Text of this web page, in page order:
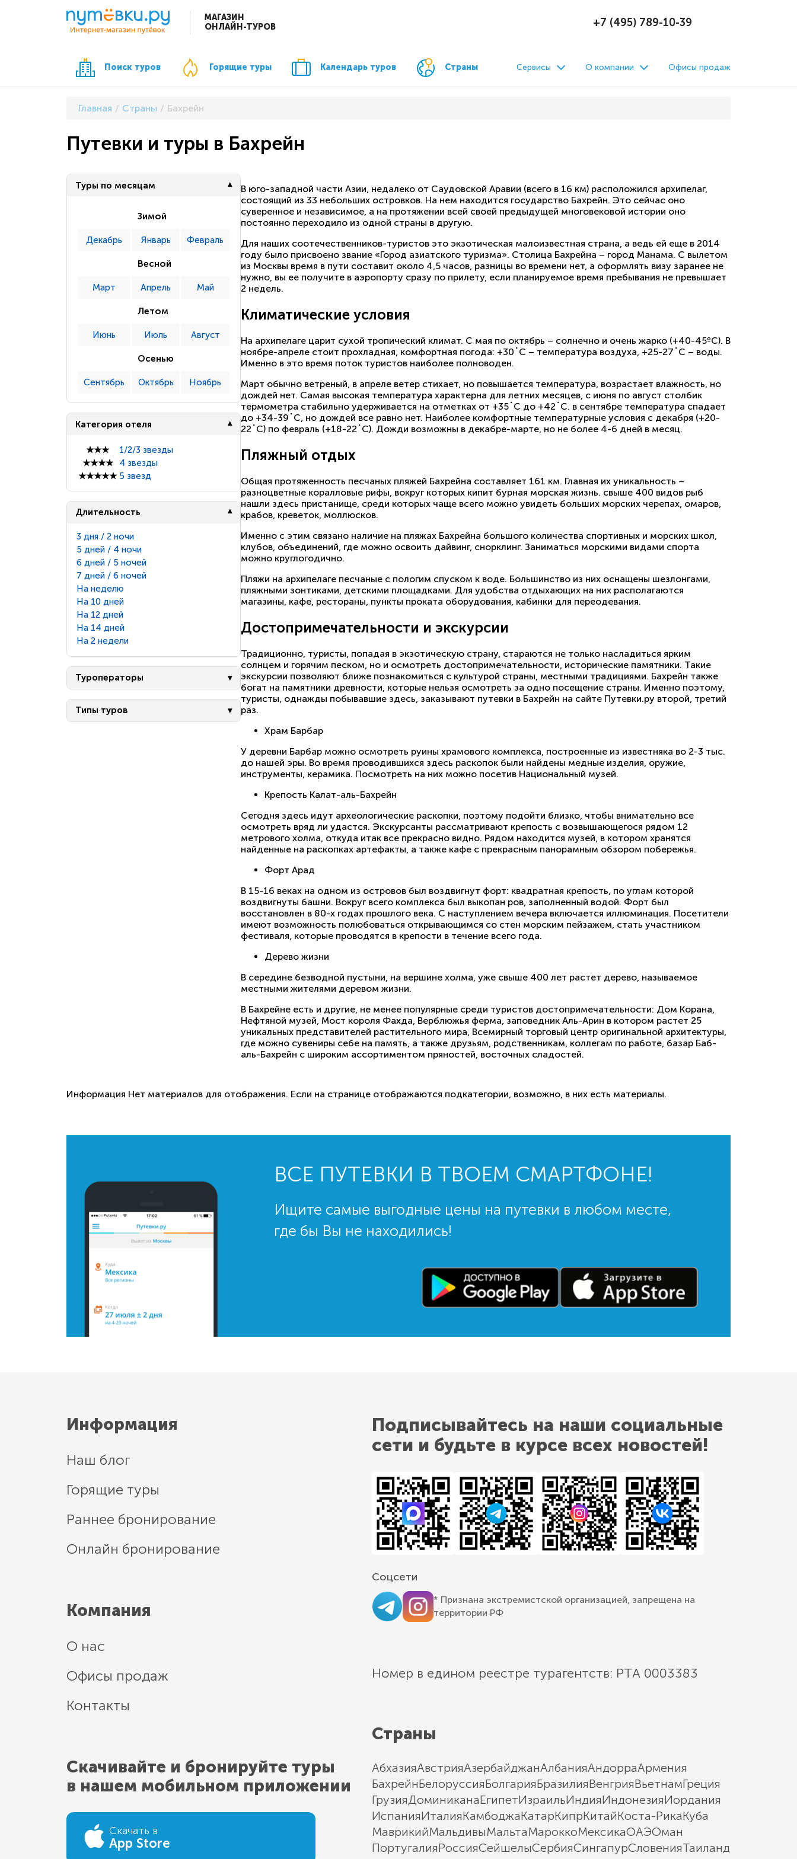
МАГАЗИН
ОНЛАЙН-ТУРОВ
+7 (495) 789-10-39
Поиск туров Горящие туры Календарь туров Страны Сервисы О компании Офисы продаж
Главная Страны Бахрейн
Путевки и туры в Бахрейн
Туры по месяцам
Зимой
Декабрь Январь Февраль
Весной
Март Апрель Май
Летом
Июнь Июль Август
Осенью
Сентябрь Октябрь Ноябрь
Категория отеля
★★★
1/2/3 звезды
★★★★
4 звезды
★★★★★ 5 звезд
Длительность
3 дня / 2 ночи
5 дней / 4 ночи
6 дней / 5 ночей
7 дней / 6 ночей
На неделю
На 10 дней
На 12 дней
На 14 дней
На 2 недели
Туроператоры
Типы туров
В юго-западной части Азии, недалеко от Саудовской Аравии (всего в 16 км) расположился архипелаг,
состоящий из 33 небольших островков. На нем находится государство Бахрейн. Это сейчас оно
суверенное и независимое, а на протяжении всей своей предыдущей многовековой истории оно
постоянно переходило из одной страны в другую.
Для наших соотечественников-туристов это экзотическая малоизвестная страна, а ведь ей еще в 2014
году было присвоено звание «Город азиатского туризма». Столица Бахрейна – город Манама. С вылетом
из Москвы время в пути составит около 4,5 часов, разницы во времени нет, а оформлять визу заранее не
нужно, вы ее получите в аэропорту сразу по прилету, если планируемое время пребывания не превышает
2 недель.
Климатические условия
На архипелаге царит сухой тропический климат. С мая по октябрь – солнечно и очень жарко (+40-45ºС). В
ноябре-апреле стоит прохладная, комфортная погода: +30˚С – температура воздуха, +25-27˚С – воды.
Именно в это время поток туристов наиболее полноводен.
Март обычно ветреный, в апреле ветер стихает, но повышается температура, возрастает влажность, но
дождей нет. Самая высокая температура характерна для летних месяцев, с июня по август столбик
термометра стабильно удерживается на отметках от +35˚С до +42˚С. в сентябре температура спадает
до +34-39˚С, но дождей все равно нет. Наиболее комфортные температурные условия с декабря (+20-
22˚С) по февраль (+18-22˚С). Дожди возможны в декабре-марте, но не более 4-6 дней в месяц.
Пляжный отдых
Общая протяженность песчаных пляжей Бахрейна составляет 161 км. Главная их уникальность –
разноцветные коралловые рифы, вокруг которых кипит бурная морская жизнь. свыше 400 видов рыб
нашли здесь пристанище, среди которых чаще всего можно увидеть больших морских черепах, омаров,
крабов, креветок, моллюсков.
Именно с этим связано наличие на пляжах Бахрейна большого количества спортивных и морских школ,
клубов, объединений, где можно освоить дайвинг, снорклинг. Заниматься морскими видами спорта
можно круглогодично.
Пляжи на архипелаге песчаные с пологим спуском к воде. Большинство из них оснащены шезлонгами,
пляжными зонтиками, детскими площадками. Для удобства отдыхающих на них располагаются
магазины, кафе, рестораны, пункты проката оборудования, кабинки для переодевания.
Достопримечательности и экскурсии
Традиционно, туристы, попадая в экзотическую страну, стараются не только насладиться ярким
солнцем и горячим песком, но и осмотреть достопримечательности, исторические памятники. Такие
экскурсии позволяют ближе познакомиться с культурой страны, местными традициями. Бахрейн также
богат на памятники древности, которые нельзя осмотреть за одно посещение страны. Именно поэтому,
туристы, однажды побывавшие здесь, заказывают путевки в Бахрейн на сайте Путевки.ру второй, третий
раз.
Храм Барбар
У деревни Барбар можно осмотреть руины храмового комплекса, построенные из известняка во 2-3 тыс.
до нашей эры. Во время проводившихся здесь раскопок были найдены медные изделия, оружие,
инструменты, керамика. Посмотреть на них можно посетив Национальный музей.
Крепость Калат-аль-Бахрейн
Сегодня здесь идут археологические раскопки, поэтому подойти близко, чтобы внимательно все
осмотреть вряд ли удастся. Экскурсанты рассматривают крепость с возвышающегося рядом 12
метрового холма, откуда итак все прекрасно видно. Рядом находится музей, в котором хранятся
найденные на раскопках артефакты, а также кафе с прекрасным панорамным обзором побережья.
Форт Арад
В 15-16 веках на одном из островов был воздвигнут форт: квадратная крепость, по углам которой
воздвигнуты башни. Вокруг всего комплекса был выкопан ров, заполненный водой. Форт был
восстановлен в 80-х годах прошлого века. С наступлением вечера включается иллюминация. Посетители
имеют возможность полюбоваться открывающимся со стен морским пейзажем, стать участником
фестиваля, которые проводятся в крепости в течение всего года.
Дерево жизни
В середине безводной пустыни, на вершине холма, уже свыше 400 лет растет дерево, называемое
местными жителями деревом жизни.
В Бахрейне есть и другие, не менее популярные среди туристов достопримечательности: Дом Корана,
Нефтяной музей, Мост короля Фахда, Верблюжья ферма, заповедник Аль-Арин в котором растет 25
уникальных представителей растительного мира, Всемирный торговый центр оригинальной архитектуры,
где можно сувениры себе на память, а также друзьям, родственникам, коллегам по работе, базар Баб-
аль-Бахрейн с широким ассортиментом пряностей, восточных сладостей.
Информация Нет материалов для отображения. Если на странице отображаются подкатегории, возможно, в них есть материалы.
ВСЕ ПУТЕВКИ В ТВОЕМ СМАРТФОНЕ!
Ищите самые выгодные цены на путевки в любом месте,
где бы Вы не находились!
Информация
Наш блог
Горящие туры
Раннее бронирование
Онлайн бронирование
Компания
О нас
Офисы продаж
Контакты
Скачивайте и бронируйте туры
в нашем мобильном приложении
Скачать в
App Store
Подписывайтесь на наши социальные
сети и будьте в курсе всех новостей!
Соцсети
* Признана экстремистской организацией, запрещена на
территории РФ
Номер в едином реестре турагентств: РТА 0003383
Страны
АбхазияАвстрияАзербайджанАлбанияАндорраАрмения
БахрейнБелоруссияБолгарияБразилияВенгрияВьетнамГреция
ГрузияДоминиканаЕгипетИзраильИндияИндонезияИордания
ИспанияИталияКамбоджаКатарКипрКитайКоста-РикаКуба
МаврикийМальдивыМальтаМароккоМексикаОАЭОман
ПортугалияРоссияСейшелыСербияСингапурСловенияТаиланд